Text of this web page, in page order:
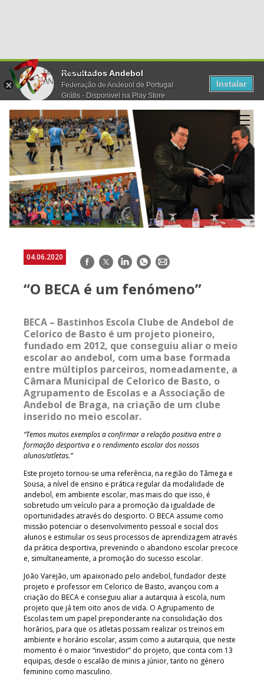
Resultados Andebol
Federação de Andebol de Portugal
Grátis - Disponivel na Play Store
Instalar
04.06.2020 Facebook
TwitterLinkedInWhatsApp
E-
“O BECA é um fenómeno”
BECA – Bastinhos Escola Clube de Andebol de
Celorico de Basto é um projeto pioneiro,
fundado em 2012, que conseguiu aliar o meio
escolar ao andebol, com uma base formada
entre múltiplos parceiros, nomeadamente, a
Câmara Municipal de Celorico de Basto, o
Agrupamento de Escolas e a Associação de
Andebol de Braga, na criação de um clube
inserido no meio escolar.
“Temos muitos exemplos a confirmar a relação positiva entre a
formação desportiva e o rendimento escolar dos nossos
alunos/atletas.”
Este projeto tornou-se uma referência, na região do Tâmega e
Sousa, a nível de ensino e prática regular da modalidade de
andebol, em ambiente escolar, mas mais do que isso, é
sobretudo um veículo para a promoção da igualdade de
oportunidades através do desporto. O BECA assume como
missão potenciar o desenvolvimento pessoal e social dos
alunos e estimular os seus processos de aprendizagem através
da prática desportiva, prevenindo o abandono escolar precoce
e, simultaneamente, a promoção do sucesso escolar.
João Varejão, um apaixonado pelo andebol, fundador deste
projeto e professor em Celorico de Basto, avançou com a
criação do BECA e conseguiu aliar a autarquia à escola, num
projeto que já tem oito anos de vida. O Agrupamento de
Escolas tem um papel preponderante na consolidação dos
horários, para que os atletas possam realizar os treinos em
ambiente e horário escolar, assim como a autarquia, que neste
momento é o maior “investidor” do projeto, que conta com 13
equipas, desde o escalão de minis a júnior, tanto no género
feminino como masculino.